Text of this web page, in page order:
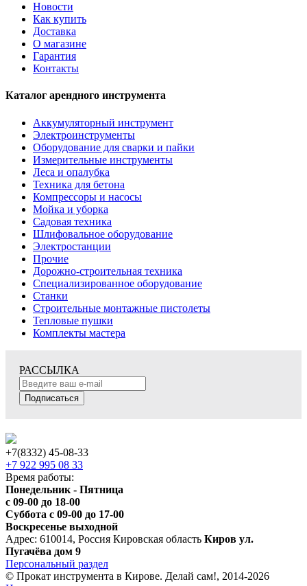
Новости
Как купить
Доставка
О магазине
Гарантия
Контакты
Каталог арендного инструмента
Аккумуляторный инструмент
Электроинструменты
Оборудование для сварки и пайки
Измерительные инструменты
Леса и опалубка
Техника для бетона
Компрессоры и насосы
Мойка и уборка
Садовая техника
Шлифовальное оборудование
Электростанции
Прочие
Дорожно-строительная техника
Специализированное оборудование
Станки
Строительные монтажные пистолеты
Тепловые пушки
Комплекты мастера
РАССЫЛКА
Подписаться
+7(8332) 45-08-33
+7 922 995 08 33
Время работы:
Понедельник - Пятница
с 09-00 до 18-00
Суббота с 09-00 до 17-00
Воскресенье выходной
Адрес: 610014, Россия Кировская область Киров ул.
Пугачёва дом 9
Персональный раздел
© Прокат инструмента в Кирове. Делай сам!, 2014-2026